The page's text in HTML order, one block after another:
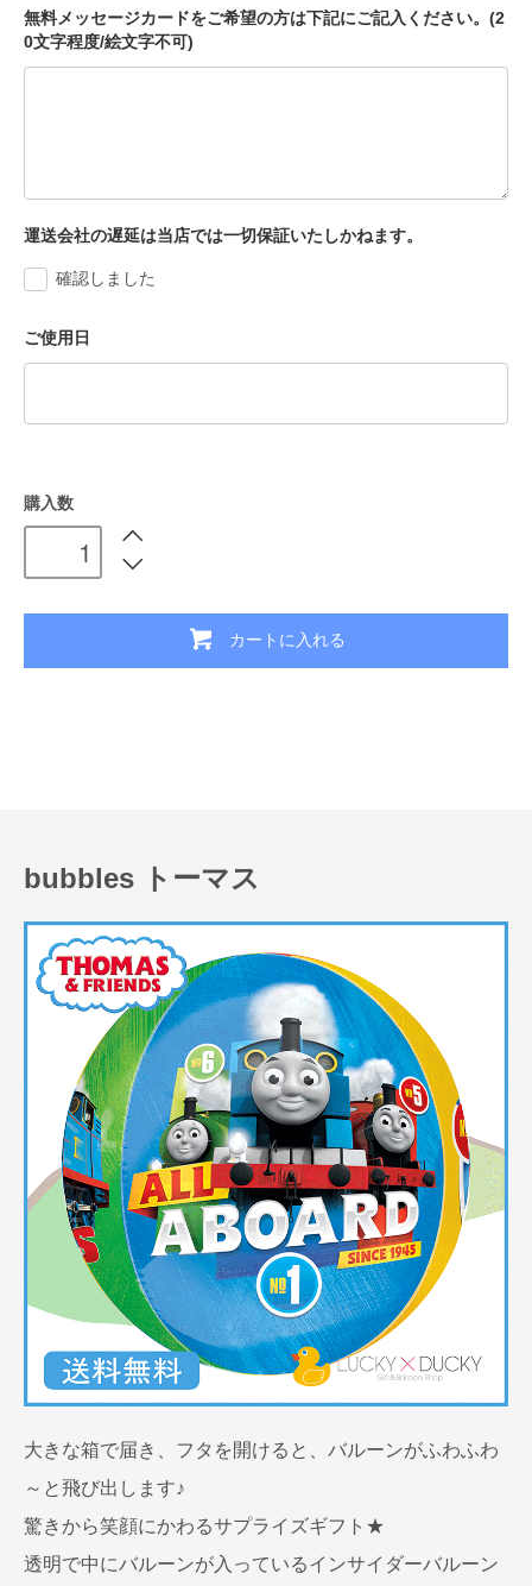
無料メッセージカードをご希望の方は下記にご記入ください。(2
0文字程度/絵文字不可)
運送会社の遅延は当店では一切保証いたしかねます。
確認しました
ご使用日
購入数
カートに入れる
bubbles トーマス
大きな箱で届き、フタを開けると、バルーンがふわふわ
～と飛び出します♪
驚きから笑顔にかわるサプライズギフト★
透明で中にバルーンが入っているインサイダーバルーン